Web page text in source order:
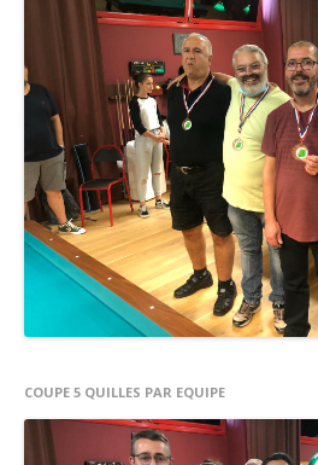
COUPE 5 QUILLES PAR EQUIPE